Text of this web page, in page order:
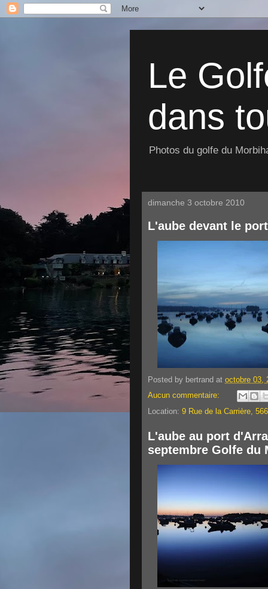
Le
dans
Photos du golfe du
dimanche 3 octobre 2010
L'aube devant le
Posted by bertrand at octobre 03,
Aucun commentaire:
Location: 9 Rue de la Carrière,
L'aube au port
septembre Golfe du